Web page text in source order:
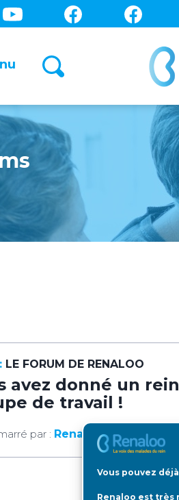
Vous pouvez
Renaloo est très
avez donné un
de travail !
par : Renaloo
LE FORUM DE RENALOO